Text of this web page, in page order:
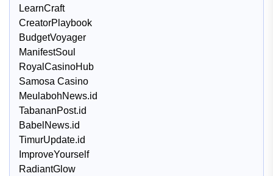
LearnCraft
CreatorPlaybook
BudgetVoyager
ManifestSoul
RoyalCasinoHub
Samosa Casino
MeulabohNews.id
TabananPost.id
BabelNews.id
TimurUpdate.id
ImproveYourself
RadiantGlow